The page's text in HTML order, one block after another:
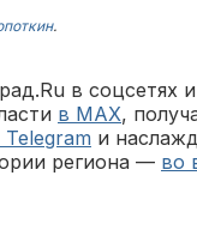
.
в соцсетях
в MAX,
Telegram и
региона — во